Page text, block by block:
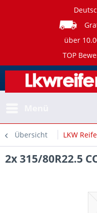
über
TOP
Übersicht LKW
2x 315/80R22.5